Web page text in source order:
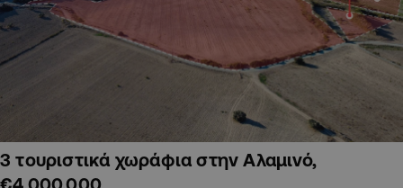
3 τουριστικά χωράφια στην Αλαμινό,